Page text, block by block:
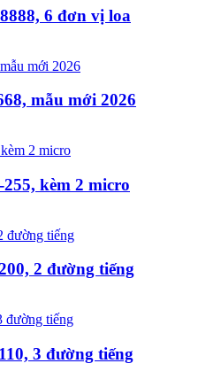
6 đơn vị loa
mẫu mới 2026
kèm 2 micro
2 đường tiếng
3 đường tiếng